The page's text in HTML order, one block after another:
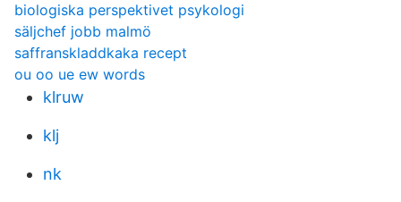
biologiska perspektivet psykologi
säljchef jobb malmö
saffranskladdkaka recept
ou oo ue ew words
klruw
klj
nk